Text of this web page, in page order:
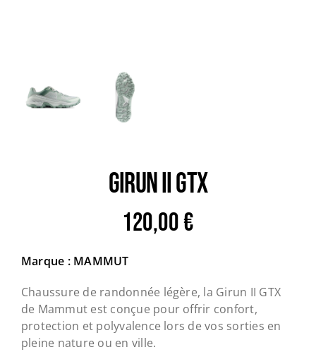
GIRUN II GTX
120,00€
Marque : MAMMUT
Chaussure de randonnée légère, la Girun II GTX
de Mammut est conçue pour offrir confort,
protection et polyvalence lors de vos sorties en
pleine nature ou en ville.